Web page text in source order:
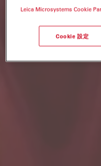
Leica Microsystems Cookie
Cookie 設定